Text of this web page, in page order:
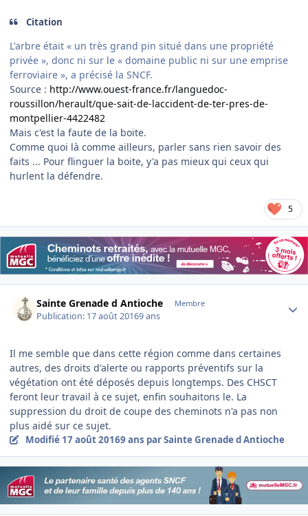
Citation
L'arbre était « un très grand pin situé dans une propriété
privée », donc ni sur le « domaine public ni sur une emprise
ferroviaire », a précisé la SNCF.
Source : http://www.ouest-france.fr/languedoc-
roussillon/herault/que-sait-de-laccident-de-ter-pres-de-
montpellier-4422482
Mais c'est la faute de la boite.
Comme quoi là comme ailleurs, parler sans rien savoir des
faits ... Pour flinguer la boite, y'a pas mieux qui ceux qui
hurlent la défendre.
5
Sainte Grenade d Antioche Membre
Publication: 17 août 20169 ans
Il me semble que dans cette région comme dans certaines
autres, des droits d'alerte ou rapports préventifs sur la
végétation ont été déposés depuis longtemps. Des CHSCT
feront leur travail à ce sujet, enfin souhaitons le. La
suppression du droit de coupe des cheminots n'a pas non
plus aidé sur ce sujet.
Modifié 17 août 20169 ans par Sainte Grenade d Antioche